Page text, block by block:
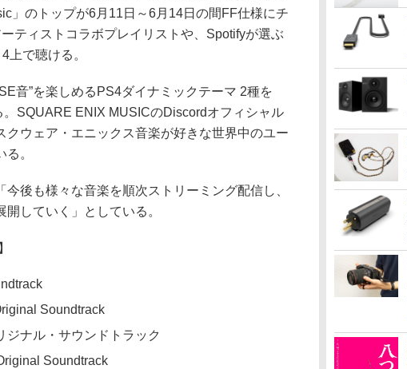
」のトップが6月11日～6月14日の間FF仕様にチ
ティストコラボプレイリストや、Spotifyが選ぶ
上で聴ける。
音”を楽しめるPS4ダイナミックテーマ 2種を
SQUARE ENIX MUSICのDiscordオフィシャル
クウェア・エニックス音楽が好きな世界中のユー
。
後も様々な音楽を順次ストリーミング配信し、
していく」としている。
Soundtrack
ジナル・サウンドトラック
Soundtrack